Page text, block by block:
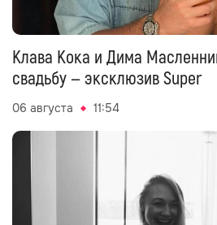
Клава Кока и Дима
свадьбу — эксклюзив Super
06 августа 11:54